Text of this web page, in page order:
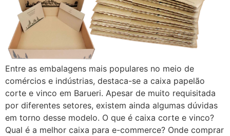
Entre as embalagens mais populares no meio de
comércios e indústrias, destaca-se a caixa papelão
corte e vinco em Barueri. Apesar de muito requisitada
por diferentes setores, existem ainda algumas dúvidas
em torno desse modelo. O que é caixa corte e vinco?
Qual é a melhor caixa para e-commerce? Onde comprar